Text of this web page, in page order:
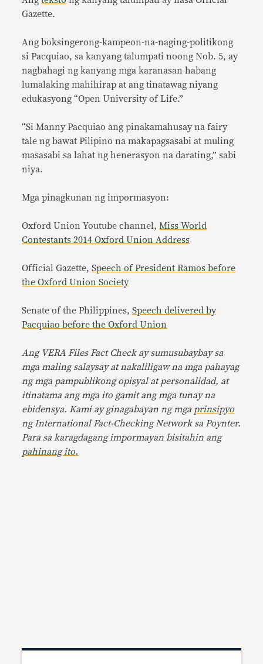
Gazette.
Ang boksingerong-kampeon-na-naging-politikong
si Pacquiao, sa kanyang talumpati noong Nob. 5, ay
nagbahagi ng kanyang mga karanasan habang
lumalaking mahihirap at ang tinatawag niyang
edukasyong “Open University of Life.”
“Si Manny Pacquiao ang pinakamahusay na fairy
tale ng bawat Pilipino na makapagsasabi at muling
masasabi sa lahat ng henerasyon na darating,” sabi
niya.
Mga pinagkunan ng impormasyon:
Oxford Union Youtube channel,Miss World
Contestants 2014 Oxford Union Address
Official Gazette,Speech of President Ramos before
the Oxford Union Society
Senate of the Philippines,Speech delivered by
Pacquiao before the Oxford Union
Ang VERA Files Fact Check ay sumusubaybay sa
mga maling salaysay at nakaliligaw na mga pahayag
ng mga pampublikong opisyal at personalidad, at
itinatama ang mga ito gamit ang mga tunay na
ebidensya. Kami ay ginagabayan ng mga prinsipyo
ng International Fact-Checking Network sa Poynter.
Para sa karagdagang impormayan bisitahin ang
pahinang ito.